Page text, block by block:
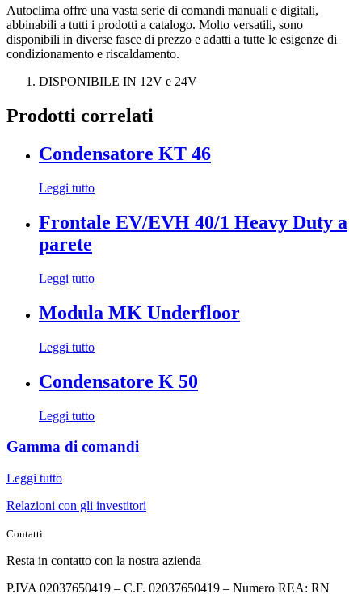
Autoclima offre una vasta serie di comandi manuali e digitali,
abbinabili a tutti i prodotti a catalogo. Molto versatili, sono
disponibili in diverse fasce di prezzo e adatti a tutte le esigenze di
condizionamento e riscaldamento.
DISPONIBILE IN 12V e 24V
Prodotti correlati
Condensatore KT 46
Leggi tutto
Frontale EV/EVH 40/1 Heavy Duty a
parete
Leggi tutto
Modula MK Underfloor
Leggi tutto
Condensatore K 50
Leggi tutto
Gamma di comandi
Leggi tutto
Relazioni con gli investitori
Contatti
Resta in contatto con la nostra azienda
P.IVA 02037650419 – C.F. 02037650419 – Numero REA: RN